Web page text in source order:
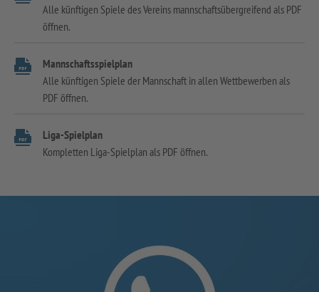
Alle künftigen Spiele des Vereins mannschaftsübergreifend als PDF
öffnen.
Mannschaftsspielplan
Alle künftigen Spiele der Mannschaft in allen Wettbewerben als
PDF öffnen.
Liga-Spielplan
Kompletten Liga-Spielplan als PDF öffnen.